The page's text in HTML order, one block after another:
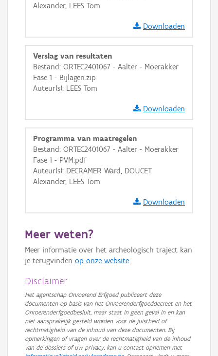
Basis Lagen
OSM-Basiskaart
GRB-Basiskaart in grijswaarden
Alexander, LEES Tom
Downloaden
Verslag van resultaten
Bestand: ORTEC2401067 - Aalter - Moerakker
Fase 1 - Bijlagen.zip
Auteur(s): LEES Tom
Downloaden
Programma van maatregelen
Bestand: ORTEC2401067 - Aalter - Moerakker
Fase 1 - PVM.pdf
Auteur(s): DECRAMER Ward, DOUCET
Alexander, LEES Tom
Downloaden
Meer weten?
Meer informatie over het archeologisch traject kan
je terugvinden op onze website.
Disclaimer
Het agentschap Onroerend Erfgoed publiceert deze
documenten op basis van het Onroerenderfgoeddecreet en het
Onroerenderfgoedbesluit, maar staat in geen geval in en kan
niet aansprakelijk gesteld worden voor de juistheid of
rechtmatigheid van de inhoud van deze documenten. Bij
opmerkingen of vragen over de rechtmatigheid van de inhoud
van de dossiers of uw privacy, kan u contact opnemen met